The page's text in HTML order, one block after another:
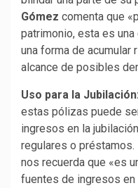
Gómez comenta que
patrimonio, esta es
una forma de acumular
alcance de posibles
Uso para la Jubilación:
estas pólizas puede
ingresos en la
regulares o
nos recuerda que «es
fuentes de ingresos en